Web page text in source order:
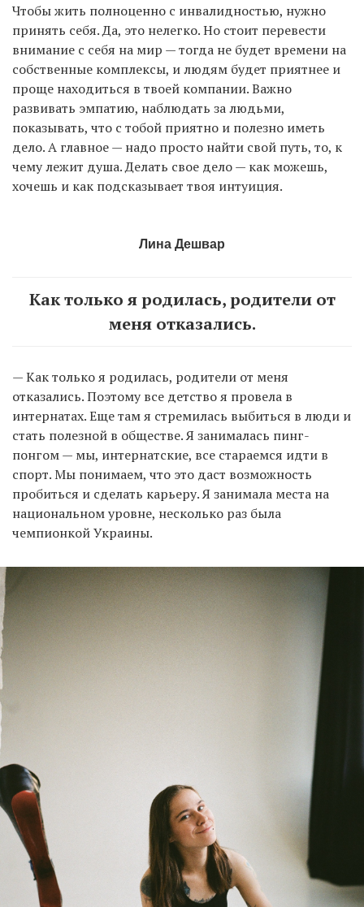
Чтобы жить полноценно с инвалидностью, нужно
принять себя. Да, это нелегко. Но стоит перевести
внимание с себя на мир — тогда не будет времени на
собственные комплексы, и людям будет приятнее и
проще находиться в твоей компании. Важно
развивать эмпатию, наблюдать за людьми,
показывать, что с тобой приятно и полезно иметь
дело. А главное — надо просто найти свой путь, то, к
чему лежит душа. Делать свое дело — как можешь,
хочешь и как подсказывает твоя интуиция.
Лина Дешвар
Как только я родилась, родители от
меня отказались.
— Как только я родилась, родители от меня
отказались. Поэтому все детство я провела в
интернатах. Еще там я стремилась выбиться в люди и
стать полезной в обществе. Я занималась пинг-
понгом — мы, интернатские, все стараемся идти в
спорт. Мы понимаем, что это даст возможность
пробиться и сделать карьеру. Я занимала места на
национальном уровне, несколько раз была
чемпионкой Украины.